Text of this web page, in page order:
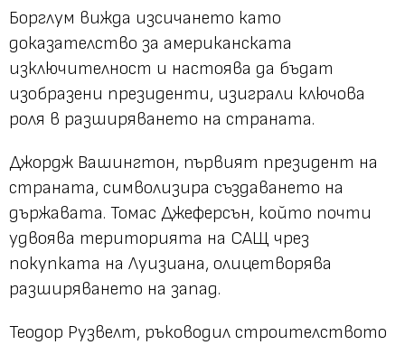
Борглум вижда изсичането като
доказателство за американската
изключителност и настоява да бъдат
изобразени президенти, изиграли ключова
роля в разширяването на страната.
Джордж Вашингтон, първият президент на
страната, символизира създаването на
държавата. Томас Джеферсън, който почти
удвоява територията на САЩ чрез
покупката на Луизиана, олицетворява
разширяването на запад.
Теодор Рузвелт, ръководил строителството